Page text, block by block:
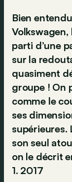
Bien
Volkswagen,
parti d’une
sur la
quasiment
groupe ! On
comme le
ses
supérieures.
son seul
on le décrit
1. 2017